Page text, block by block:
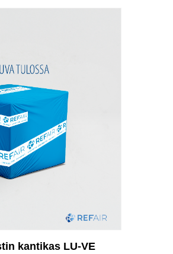
kantikas LU-VE